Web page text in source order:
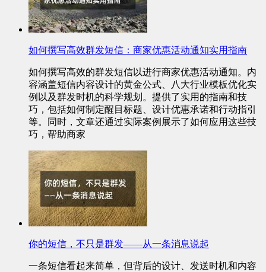
如何撰写高效群发短信：商家优惠活动通知实用指南
如何撰写高效的群发短信以进行商家优惠活动通知。内
容涵盖短信内容设计的黄金公式、八大行业模板优化实
例以及群发时机的科学规划。提供了实用的指南和技
巧，包括如何制定醒目标题、设计优惠承诺和行动指引
等。同时，文章还通过实际案例展示了如何应用这些技
巧，帮助商家
你的短信，不只是群发——从一条消息说起
一条短信看起来简单，但背后的设计、发送时机和内容